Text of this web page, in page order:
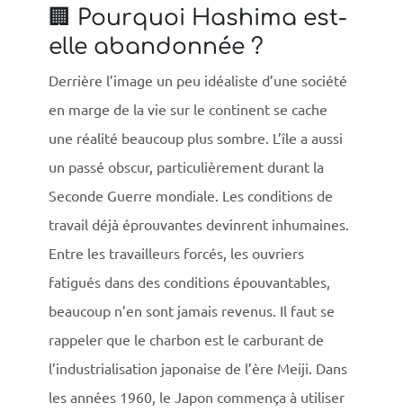
🏢 Pourquoi Hashima est-
elle abandonnée ?
Derrière l’image un peu idéaliste d’une société
en marge de la vie sur le continent se cache
une réalité beaucoup plus sombre. L’île a aussi
un passé obscur, particulièrement durant la
Seconde Guerre mondiale. Les conditions de
travail déjà éprouvantes devinrent inhumaines.
Entre les travailleurs forcés, les ouvriers
fatigués dans des conditions épouvantables,
beaucoup n’en sont jamais revenus. Il faut se
rappeler que le charbon est le carburant de
l’industrialisation japonaise de l’ère Meiji. Dans
les années 1960, le Japon commença à utiliser